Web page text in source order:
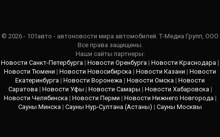
© 2026 - 101авто - автоновости мира автомобилей. Т-Медиа Групп, ООО
Все права защищены.
Наши сайты партнеры:
Новости Санкт-Петербурга | Новости Оренбурга | Новости Краснодара |
Новости Тюмени | Новости Новосибирска | Новости Казани | Новости
Екатеринбурга | Новости Воронежа | Новости Омска | Новости
Саратова | Новости Уфы | Новости Самары | Новости Хабаровска |
Новости Челябинска | Новости Перми | Новости Нижнего Новгорода |
Сауны Минска | Сауны Нур-Султана (Астаны) | Сауны Москвы